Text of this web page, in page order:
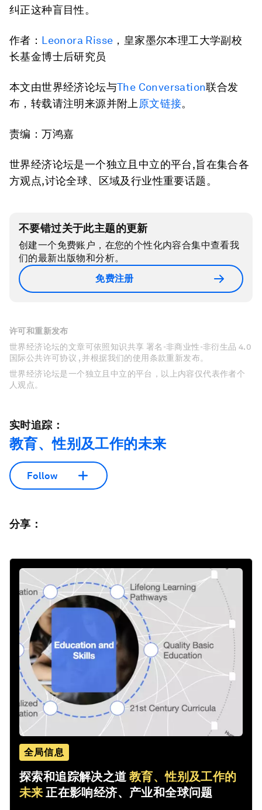
纠正这种盲目性。
作者： Leonora Risse ，皇家墨尔本理工大学副校
长基金博士后研究员
本文由世界经济论坛与The Conversation联合发
布，转载请注明来源并附上 原文链接。
责编：万鸿嘉
世界经济论坛是一个独立且中立的平台,旨在集合各
方观点,讨论全球、区域及行业性重要话题。
不要错过关于此主题的更新
创建一个免费账户，在您的个性化内容合集中查看我
们的最新出版物和分析。
免费注册
许可和重新发布
世界经济论坛的文章可依照知识共享 署名-非商业性-非衍生品 4.0
国际公共许可协议 , 并根据我们的使用条款重新发布。
世界经济论坛是一个独立且中立的平台，以上内容仅代表作者个
人观点。
实时追踪：
教育、性别及工作的未来
Follow
分享：
全局信息
探索和追踪解决之道教育、性别及工作的
未来 正在影响经济、产业和全球问题